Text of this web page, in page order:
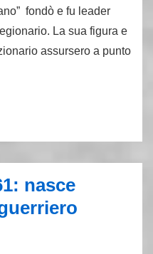
fondò e fu leader
La sua figura e
assursero a punto
nasce